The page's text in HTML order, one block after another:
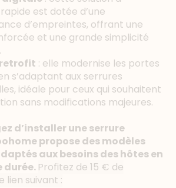
est dotée d’une
d’empreintes, offrant une
et une grande simplicité
retrofit : elle modernise les portes
s’adaptant aux serrures
idéale pour ceux qui souhaitent
sans modifications majeures.
d’installer une serrure
propose des modèles
aux besoins des hôtes en
durée. Profitez de 15 € de
lien suivant :